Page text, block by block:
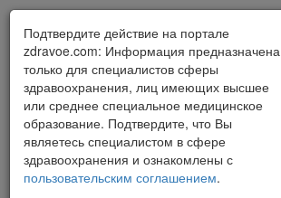
Подтвердите действие на портале
zdravoe.com: Информация предназначена
только для специалистов сферы
здравоохранения, лиц имеющих высшее
или среднее специальное медицинское
образование. Подтвердите, что Вы
являетесь специалистом в сфере
здравоохранения и ознакомлены с
пользовательским соглашением.